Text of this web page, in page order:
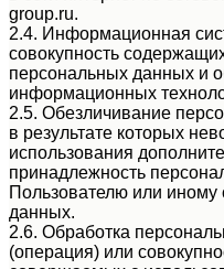
group.ru.
2.4. Информационная
совокупность
персональных данных и
информационных
2.5. Обезличивание
в результате которых
использования
принадлежность
Пользователю или иному
данных.
2.6. Обработка
(операция) или